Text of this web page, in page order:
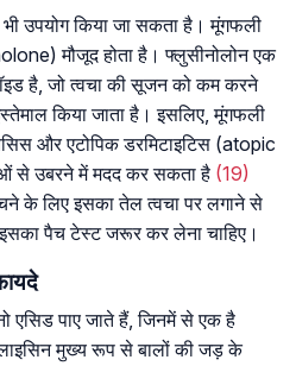
उपयोग किया जा सकता है। मूंगफली
मौजूद होता है। फ्लुसीनोलोन एक
है, जो त्वचा की सूजन को कम करने
किया जाता है। इसलिए, मूंगफली
और एटोपिक डरमिटाइटिस (atopic
से उबरने में मदद कर सकता है (19)
के लिए इसका तेल त्वचा पर लगाने से
पैच टेस्ट जरूर कर लेना चाहिए।
एसिड पाए जाते हैं, जिनमें से एक है
मुख्य रूप से बालों की जड़ के